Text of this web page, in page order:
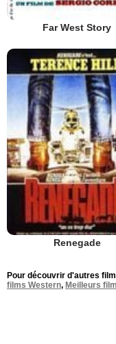
Far West Story
Renegade
Pour découvrir d'autres
films Western, Meilleurs